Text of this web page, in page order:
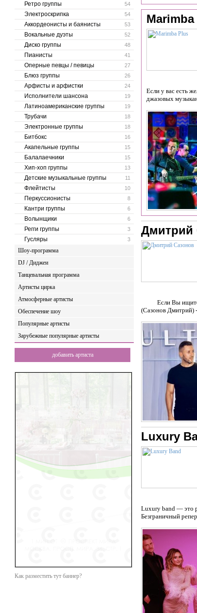
54
Ретро группы
54
Электроскрипка
53
Аккордеонисты и баянисты
52
Вокальные дуэты
48
Диско группы
41
Пианисты
27
Оперные певцы / певицы
26
Блюз группы
24
Арфисты и арфистки
19
Исполнители шансона
19
Латиноамериканские группы
18
Трубачи
18
Электронные группы
16
Битбокс
15
Акапельные группы
15
Балалаечники
13
Хип-хоп группы
11
Детские музыкальные группы
10
Флейтисты
8
Перкуссионисты
6
Кантри группы
6
Волынщики
3
Регги группы
3
Гусляры
Шоу-программа
DJ / Диджеи
Танцевальная программа
Артисты цирка
Атмосферные артисты
Обеспечение шоу
Популярные артисты
Зарубежные популярные артисты
добавить артиста
Как разместить тут баннер?
Если у вас есть
джазовых
Дмитрий
Если Вы ищите на
(Сазонов Дмитрий)
Luxury
Luxury band — это
Безграничный